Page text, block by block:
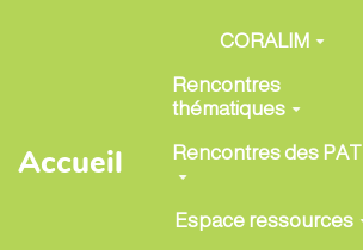
Aller au contenu principal
Accueil
CORALIM
Rencontres
thématiques
Rencontres des PAT
Espace ressources